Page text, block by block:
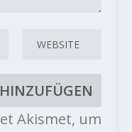
Akismet, um